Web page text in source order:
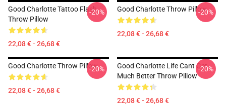
Good Charlotte Tattoo Flash
Throw Pillow
22,08 € - 26,68 €
-20% Good Charlotte Throw Pillow
22,08 € - 26,68 €
-20%
Good Charlotte Throw Pillow
22,08 € - 26,68 €
-20%
Good Charlotte Life Cant Get
Much Better Throw Pillow
22,08 € - 26,68 €
-20%